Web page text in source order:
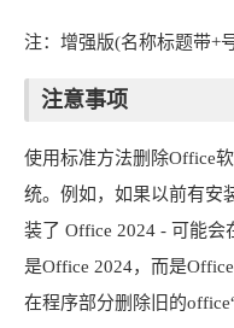
注：增强版(名称标题带+
注意事项
使用标准方法删除Office
统。例如，如果以前有安
装了 Office 2024 - 可能
是Office 2024，而是
在程序部分删除旧的